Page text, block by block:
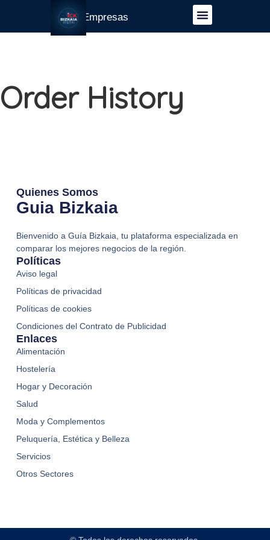
Guía Empresas
Order History
Quienes Somos
Guia Bizkaia
Bienvenido a Guía Bizkaia, tu plataforma especializada en
comparar los mejores negocios de la región.
Enlaces
Alimentación
Hostelería
Hogar y Decoración
Salud
Moda y Complementos
Peluquería, Estética y Belleza
Servicios
Otros Sectores
Políticas
Aviso legal
Políticas de privacidad
Políticas de cookies
Condiciones del Contrato de Publicidad